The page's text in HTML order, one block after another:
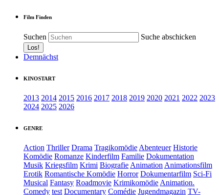
Film Finden
Suchen Suche abschicken
Demnächst
KINOSTART
2013 2014 2015 2016 2017 2018 2019 2020 2021 2022 2023
2024 2025 2026
GENRE
Action Thriller Drama Tragikomödie Abenteuer Historie
Komödie Romanze Kinderfilm Familie Dokumentation
Musik Kriegsfilm Krimi Biografie Animation Animationsfilm
Erotik Romantische Komödie Horror Dokumentarfilm Sci-Fi
Musical Fantasy Roadmovie Krimikomödie Animation.
Comedy test Documentary Comédie Jugendmagazin TV-